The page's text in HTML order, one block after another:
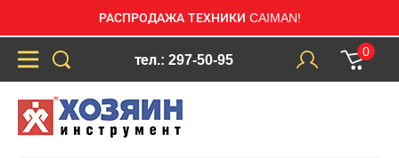
РАСПРОДАЖА ТЕХНИКИ CAIMAN!
тел.: 297-50-95
0